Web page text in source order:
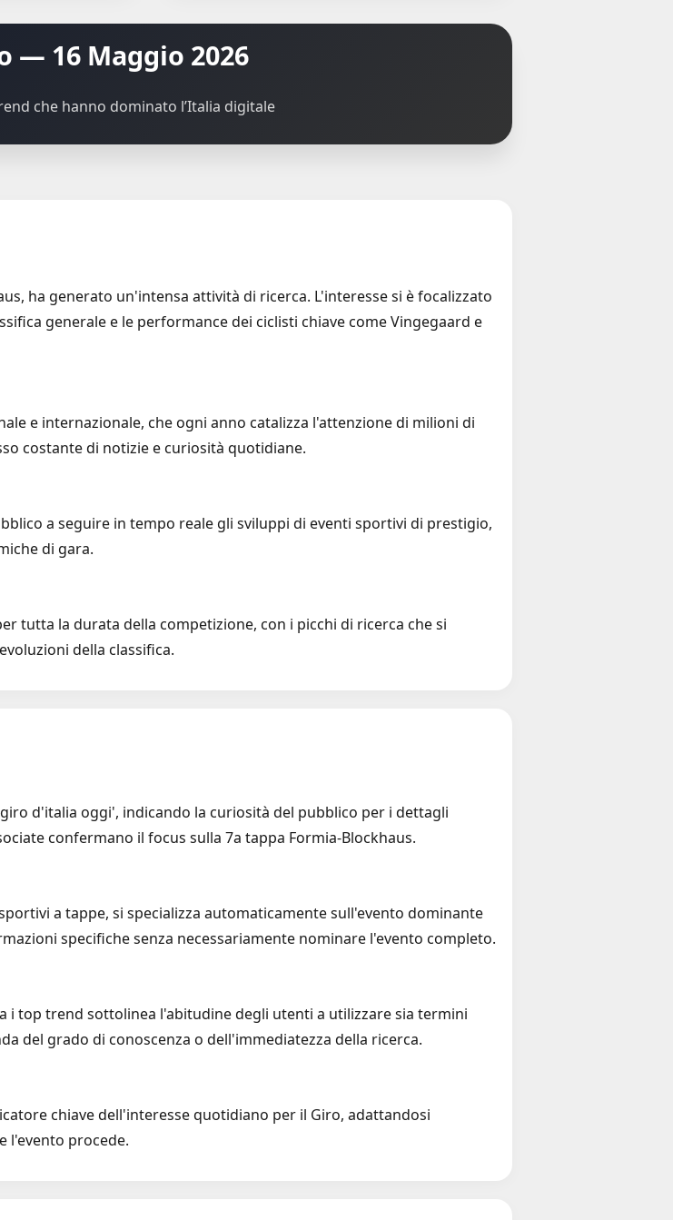
— 16 Maggio 2026
che hanno dominato l’Italia digitale
ha generato un'intensa attività di ricerca. L'interesse si è focalizzato
generale e le performance dei ciclisti chiave come Vingegaard e
e internazionale, che ogni anno catalizza l'attenzione di milioni di
costante di notizie e curiosità quotidiane.
a seguire in tempo reale gli sviluppi di eventi sportivi di prestigio,
di gara.
tutta la durata della competizione, con i picchi di ricerca che si
della classifica.
d'italia oggi', indicando la curiosità del pubblico per i dettagli
confermano il focus sulla 7a tappa Formia-Blockhaus.
a tappe, si specializza automaticamente sull'evento dominante
specifiche senza necessariamente nominare l'evento completo.
i top trend sottolinea l'abitudine degli utenti a utilizzare sia termini
del grado di conoscenza o dell'immediatezza della ricerca.
chiave dell'interesse quotidiano per il Giro, adattandosi
l'evento procede.